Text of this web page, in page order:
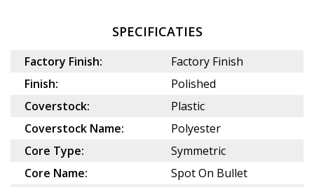
SPECIFICATIES
Factory Finish:
Factory Finish
Finish:
Polished
Coverstock:
Plastic
Coverstock Name:
Polyester
Core Type:
Symmetric
Core Name:
Spot On Bullet